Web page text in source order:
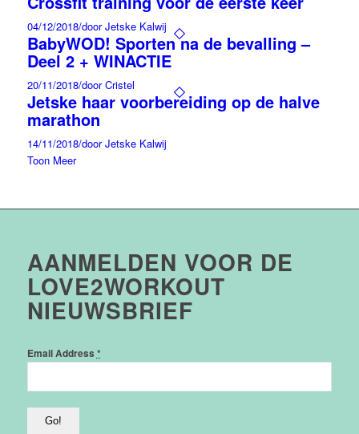
04/12/2018/door Jetske Kalwij
BabyWOD! Sporten na de bevalling –
Deel 2 + WINACTIE
20/11/2018/door Cristel
Jetske haar voorbereiding op de halve
marathon
14/11/2018/door Jetske Kalwij
Toon Meer
AANMELDEN VOOR DE
LOVE2WORKOUT
NIEUWSBRIEF
Email Address *